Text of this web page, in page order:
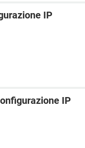
IP
IP